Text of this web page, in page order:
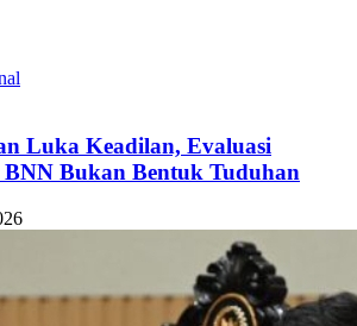
Luka Keadilan, Evaluasi
Bukan Bentuk Tuduhan